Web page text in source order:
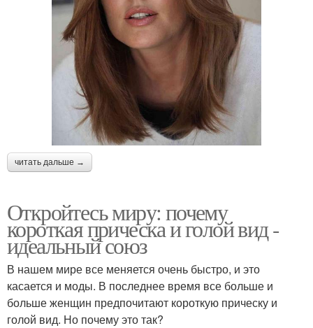
читать дальше →
Откройтесь миру: почему
короткая прическа и голой вид -
идеальный союз
В нашем мире все меняется очень быстро, и это
касается и моды. В последнее время все больше и
больше женщин предпочитают короткую прическу и
голой вид. Но почему это так?